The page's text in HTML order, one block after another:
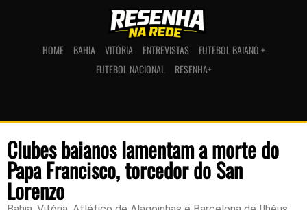
HOME BAHIA VITÓRIA ENTREVISTAS
FUTEBOL BAIANO +
FUTEBOL NACIONAL
RESENHA+
Clubes baianos lamentam a morte do
Papa Francisco, torcedor do San
Lorenzo